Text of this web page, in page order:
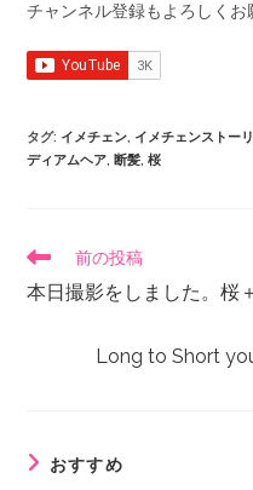
チャンネル登録もよろしくお
タグ: イメチェン, イメチェンストー
ディアムヘア, 断髪, 桜
前の投稿
本日撮影をしました。桜
Long to Short
おすすめ